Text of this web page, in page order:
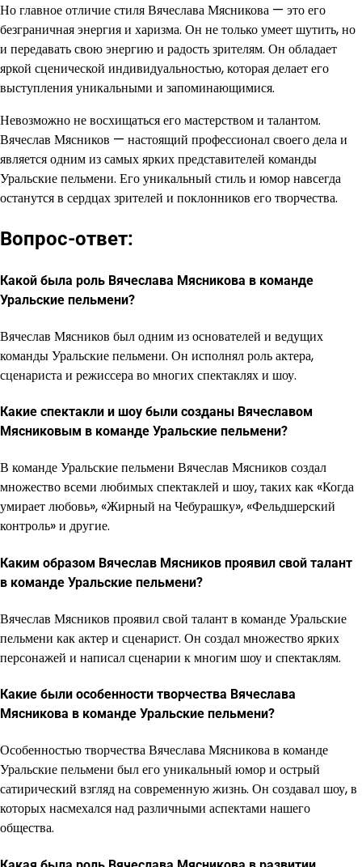
Но главное отличие стиля Вячеслава Мясникова — это его
безграничная энергия и харизма. Он не только умеет шутить, но
и передавать свою энергию и радость зрителям. Он обладает
яркой сценической индивидуальностью, которая делает его
выступления уникальными и запоминающимися.
Невозможно не восхищаться его мастерством и талантом.
Вячеслав Мясников — настоящий профессионал своего дела и
является одним из самых ярких представителей команды
Уральские пельмени. Его уникальный стиль и юмор навсегда
останутся в сердцах зрителей и поклонников его творчества.
Вопрос-ответ:
Какой была роль Вячеслава Мясникова в команде
Уральские пельмени?
Вячеслав Мясников был одним из основателей и ведущих
команды Уральские пельмени. Он исполнял роль актера,
сценариста и режиссера во многих спектаклях и шоу.
Какие спектакли и шоу были созданы Вячеславом
Мясниковым в команде Уральские пельмени?
В команде Уральские пельмени Вячеслав Мясников создал
множество всеми любимых спектаклей и шоу, таких как «Когда
умирает любовь», «Жирный на Чебурашку», «Фельдшерский
контроль» и другие.
Каким образом Вячеслав Мясников проявил свой талант
в команде Уральские пельмени?
Вячеслав Мясников проявил свой талант в команде Уральские
пельмени как актер и сценарист. Он создал множество ярких
персонажей и написал сценарии к многим шоу и спектаклям.
Какие были особенности творчества Вячеслава
Мясникова в команде Уральские пельмени?
Особенностью творчества Вячеслава Мясникова в команде
Уральские пельмени был его уникальный юмор и острый
сатирический взгляд на современную жизнь. Он создавал шоу, в
которых насмехался над различными аспектами нашего
общества.